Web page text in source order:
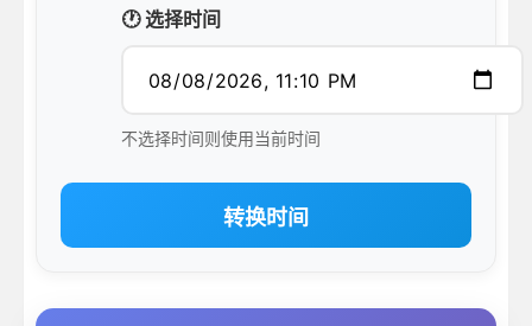
🕐 选择时间
不选择时间则使用当前时间
转换时间